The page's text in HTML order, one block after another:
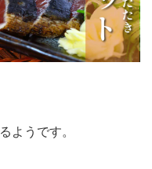
うです。